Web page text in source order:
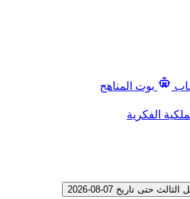
بوت المناهج
الفكرية
تاريخ 07-08-2026